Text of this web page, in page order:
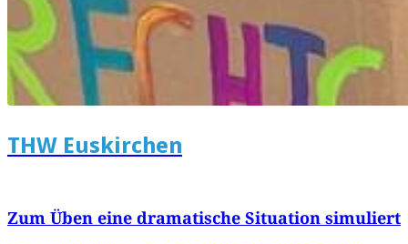
THW Euskirchen
Zum Üben eine dramatische Situation simuliert